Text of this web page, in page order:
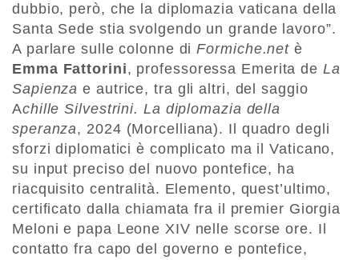
dubbio, però, che la diplomazia vaticana della
Santa Sede stia svolgendo un grande lavoro”.
A parlare sulle colonne diFormiche.net è
Emma Fattorini, professoressa Emerita de La
Sapienza e autrice, tra gli altri, del saggio
Achille Silvestrini. La diplomazia della
speranza, 2024 (Morcelliana). Il quadro degli
sforzi diplomatici è complicato ma il Vaticano,
su input preciso del nuovo pontefice, ha
riacquisito centralità. Elemento, quest’ultimo,
certificato dalla chiamata fra il premier Giorgia
Meloni e papa Leone XIV nelle scorse ore. Il
contatto fra capo del governo e pontefice,